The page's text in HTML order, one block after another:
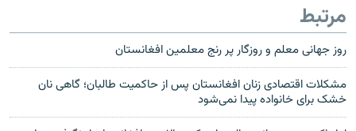
مرتبط
روز جهانی معلم و روزگار پر رنج معلمین افغانستان
مشکلات اقتصادی زنان افغانستان پس از حاکمیت طالبان؛ گاهی نان
خشک برای خانواده پیدا نمی‌شود